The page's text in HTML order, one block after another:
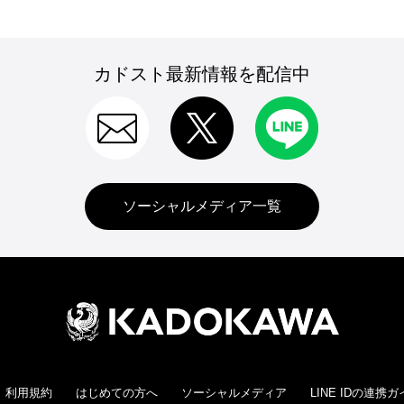
カドスト最新情報を配信中
ソーシャルメディア一覧
利用規約 はじめての方へ ソーシャルメディア LINE IDの連携ガ